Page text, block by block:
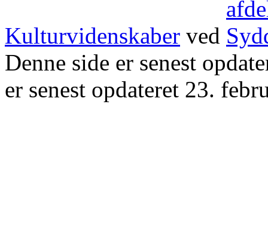
Kulturvidenskaber ved
Denne side er senest
er senest opdateret 23.